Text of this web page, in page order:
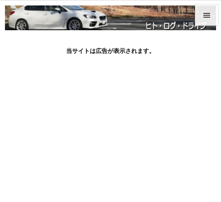

当サイトは広告が表示されます。